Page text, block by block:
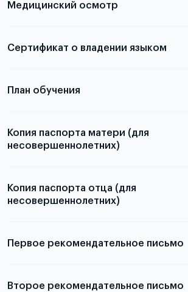
принимаются
Медицинский осмотр
Для примеров заполнения и
Сертификат о владении языком
План обучения
Копия паспорта матери (для
несовершеннолетних)
Копия паспорта отца (для
несовершеннолетних)
выезда
Первое рекомендательное письмо
Второе рекомендательное письмо